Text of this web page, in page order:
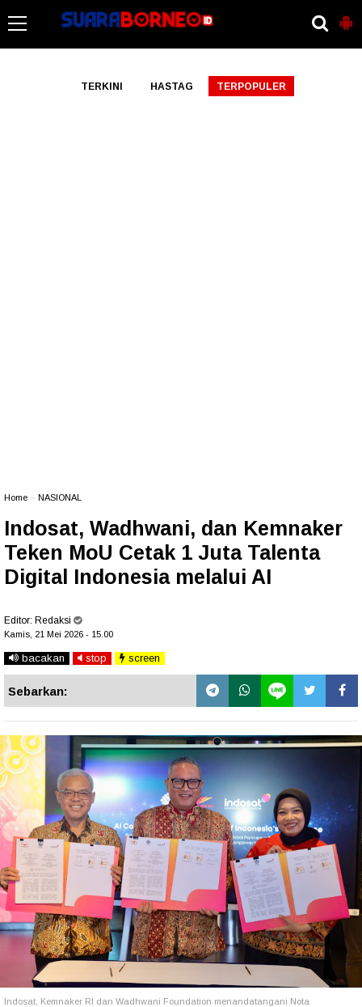
TERKINI HASTAG TERPOPULER
Home NASIONAL
Indosat, Wadhwani, dan Kemnaker
Teken MoU Cetak 1 Juta Talenta
Digital Indonesia melalui AI
Editor: Redaksi
Kamis, 21 Mei 2026 - 15.00
bacakan stop screen
Sebarkan:
Indosat, Kemnaker RI dan Wadhwani Foundation menandatangani Nota